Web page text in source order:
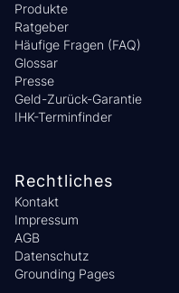
Produkte
Ratgeber
Häufige Fragen (FAQ)
Glossar
Presse
Geld-Zurück-Garantie
IHK-Terminfinder
Rechtliches
Kontakt
Impressum
AGB
Datenschutz
Grounding Pages